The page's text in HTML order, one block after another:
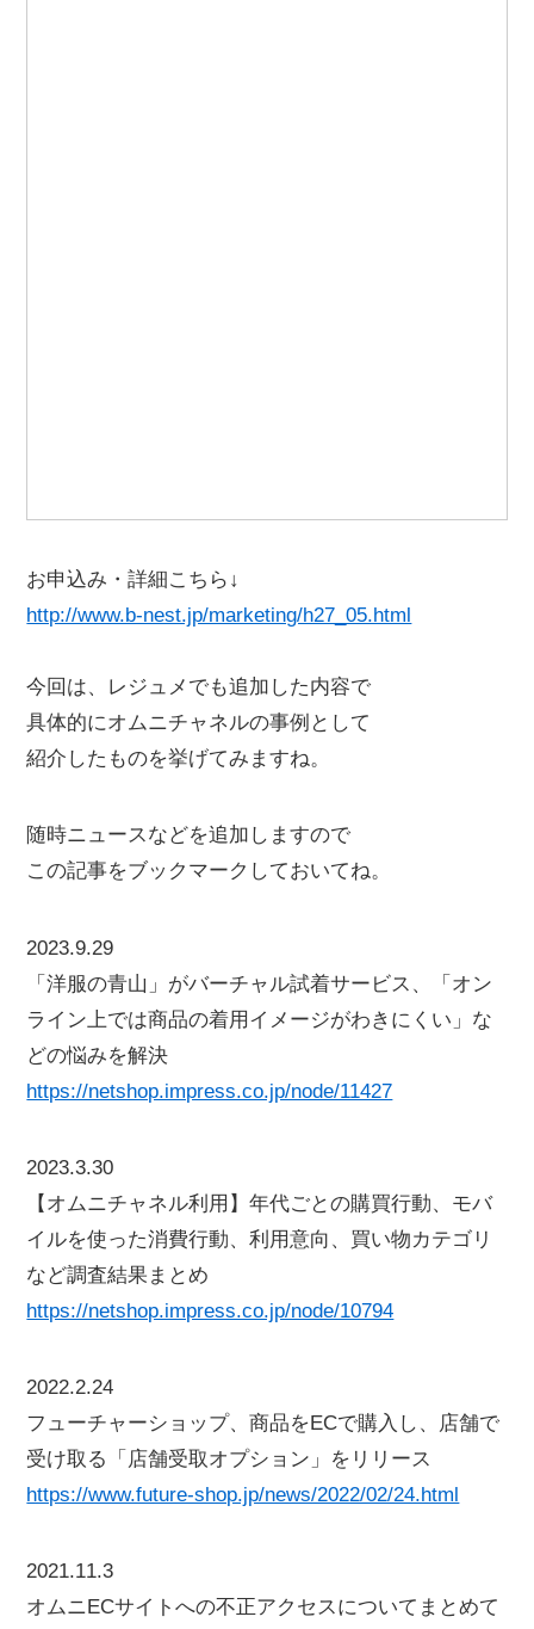
お申込み・詳細こちら↓
http://www.b-nest.jp/marketing/h27_05.html
今回は、レジュメでも追加した内容で
具体的にオムニチャネルの事例として
紹介したものを挙げてみますね。
随時ニュースなどを追加しますので
この記事をブックマークしておいてね。
2023.9.29
「洋服の青山」がバーチャル試着サービス、「オン
ライン上では商品の着用イメージがわきにくい」な
どの悩みを解決
https://netshop.impress.co.jp/node/11427
2023.3.30
【オムニチャネル利用】年代ごとの購買行動、モバ
イルを使った消費行動、利用意向、買い物カテゴリ
など調査結果まとめ
https://netshop.impress.co.jp/node/10794
2022.2.24
フューチャーショップ、商品をECで購入し、店舗で
受け取る「店舗受取オプション」をリリース
https://www.future-shop.jp/news/2022/02/24.html
2021.11.3
オムニECサイトへの不正アクセスについてまとめて